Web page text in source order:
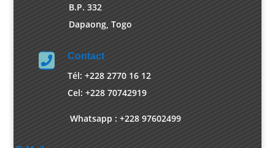
B.P. 332
Dapaong, Togo
 Contact
Tél: +228 2770 16 12
Cel: +228 70742919
Whatsapp : +228 97602499